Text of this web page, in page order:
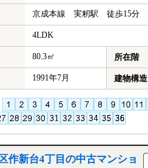
京成本線 実籾駅 徒歩15分
4LDK
80.3㎡ 所在階
1991年7月 建物構造
作新台4丁目の中古マンショ